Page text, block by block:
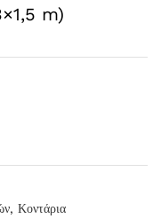
m)
, Κοντάρια